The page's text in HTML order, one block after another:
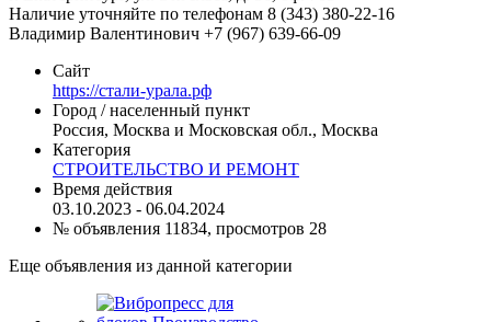
Наличие уточняйте по телефонам 8 (343) 380-22-16
Владимир Валентинович +7 (967) 639-66-09
Сайт
https://стали-урала.рф
Город / населенный пункт
Россия, Москва и Московская обл., Москва
Категория
СТРОИТЕЛЬСТВО И РЕМОНТ
Время действия
03.10.2023 - 06.04.2024
№ объявления 11834, просмотров 28
Еще объявления из данной категории